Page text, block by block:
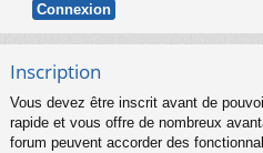
Inscription
Vous devez être inscrit avant de
rapide et vous offre de nombreux
forum peuvent accorder des